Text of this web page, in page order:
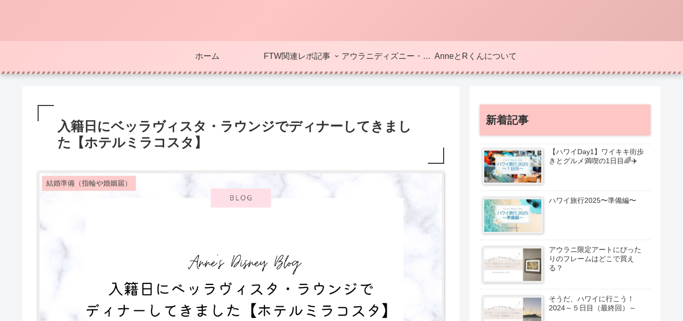
ホーム FTW関連レポ記事 アウラニディズニー・ハワイ AnneとRくんについて
入籍日にベッラヴィスタ・ラウンジでディナーしてきまし
た【ホテルミラコスタ】
結婚準備（指輪や婚姻届）
新着記事
【ハワイDay1】ワイキキ街歩
きとグルメ満喫の1日目🌈✈️
ハワイ旅行2025〜準備編〜
アウラニ限定アートにぴった
りのフレームはどこで買え
る？
そうだ、ハワイに行こう！
2024～５日目（最終回）～